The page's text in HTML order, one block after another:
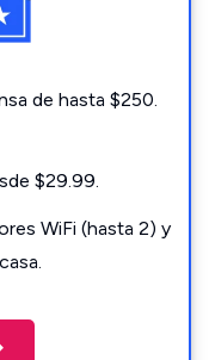
de hasta $250.
$29.99.
WiFi (hasta 2) y